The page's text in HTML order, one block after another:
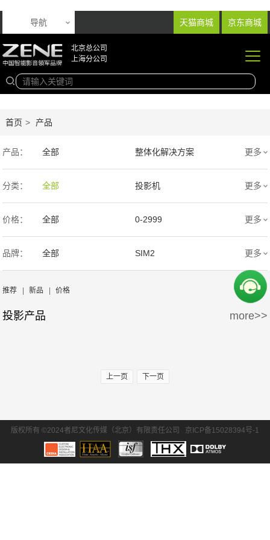
天猫商城 京东商城
导航
北京总公司
上海分公司
首页 > 产品
产品： 全部 整体化解决方案
音响产品 投影产品
专业扩声音箱 幕布产品
声学产品 智能产品
周边产品
更多
分类： 全部 投影机 更多
价格： 全部 0-2999
3000-9999 1万-5万
5万-15万
30万-50万
更多
品牌： 全部 SIM2
SONY/索尼
BENQ/明基
更多
推荐 | 新品 | 价格
投影产品 more>>
上一页 下一页
版权所有 ©2024者尼文化传媒（北京）有限责任公司 京ICP备15028394号-1